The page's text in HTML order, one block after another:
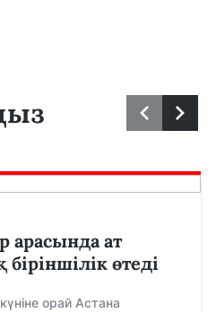
арасында ат
өтеді
орай Астана